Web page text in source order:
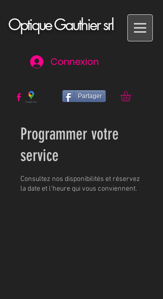
Optique Gauthier srl
Connexion
Partager
Programmer votre
service
Consultez nos disponibilités et réservez
la date et l'heure qui vous conviennent.